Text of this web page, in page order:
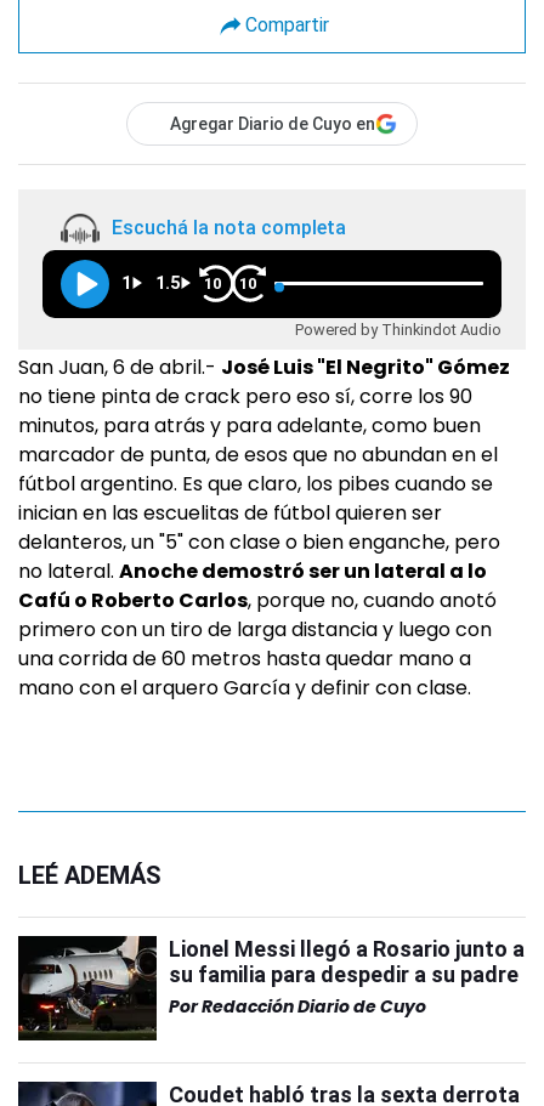
Compartir
Agregar Diario de Cuyo en
Escuchá la nota completa
1 1.5 10 10
Powered by Thinkindot Audio
San Juan, 6 de abril.- José Luis "El Negrito" Gómez
no tiene pinta de crack pero eso sí, corre los 90
minutos, para atrás y para adelante, como buen
marcador de punta, de esos que no abundan en el
fútbol argentino. Es que claro, los pibes cuando se
inician en las escuelitas de fútbol quieren ser
delanteros, un "5" con clase o bien enganche, pero
no lateral. Anoche demostró ser un lateral a lo
Cafú o Roberto Carlos, porque no, cuando anotó
primero con un tiro de larga distancia y luego con
una corrida de 60 metros hasta quedar mano a
mano con el arquero García y definir con clase.
LEÉ ADEMÁS
Lionel Messi llegó a Rosario junto a
su familia para despedir a su padre
PorRedacción Diario de Cuyo
Coudet habló tras la sexta derrota